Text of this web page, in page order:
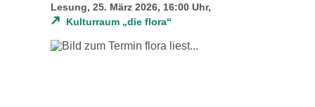
Lesung, 25. März 2026, 16:00 Uhr,
Kulturraum „die flora“